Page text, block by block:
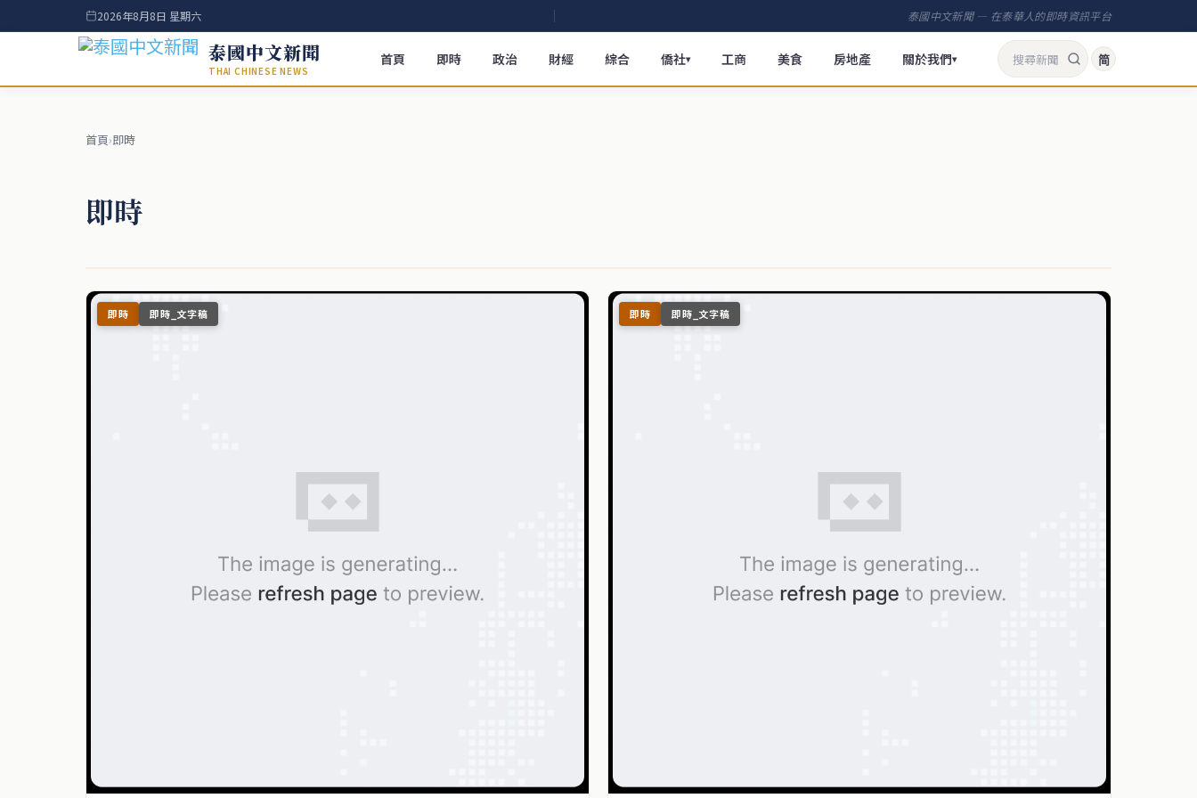
2026年8月8日 星期六 泰國中文新聞 — 在泰華人的即時資訊平台
泰國中文新聞
THAI CHINESE NEWS
首頁 即時 政治 財經 綜合 僑社▾ 工商 美食 房地產 關於我們▾ 简
首頁›即時
即時
即時 即時_文字稿 即時 即時_文字稿
service@thaichinesenews.com ↑ 回到頂端